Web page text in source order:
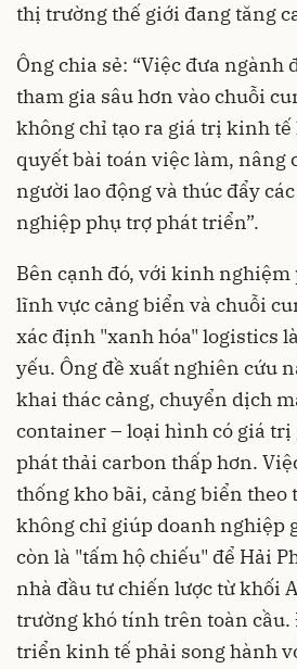
thị trường thế giới đang tăng
Ông chia sẻ: “Việc đưa ngành
tham gia sâu hơn vào chuỗi
không chỉ tạo ra giá trị kinh tế
quyết bài toán việc làm, nâng
người lao động và thúc đẩy
nghiệp phụ trợ phát triển”.
Bên cạnh đó, với kinh
lĩnh vực cảng biển và chuỗi
xác định "xanh hóa" logistics
yếu. Ông đề xuất nghiên cứu
khai thác cảng, chuyển dịch
container – loại hình có giá trị
phát thải carbon thấp hơn.
thống kho bãi, cảng biển theo
không chỉ giúp doanh nghiệp
còn là "tấm hộ chiếu" để Hải
nhà đầu tư chiến lược từ khối
trường khó tính trên toàn cầu.
triển kinh tế phải song hành